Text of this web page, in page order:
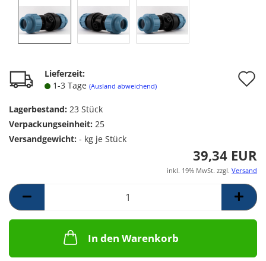
Lieferzeit:
1-3 Tage (Ausland abweichend)
Lagerbestand: 23 Stück
Verpackungseinheit: 25
Versandgewicht: - kg je Stück
39,34 EUR
inkl. 19% MwSt. zzgl. Versand
In den Warenkorb